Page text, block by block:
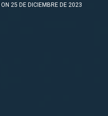
ON 25 DE DICIEMBRE DE 2023